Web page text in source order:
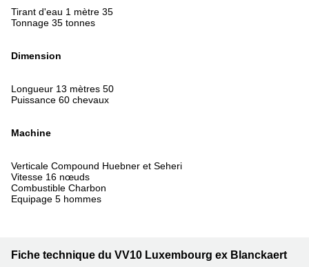
Tirant d'eau 1 mètre 35
Tonnage 35 tonnes
Dimension
Longueur 13 mètres 50
Puissance 60 chevaux
Machine
Verticale Compound Huebner et Seheri
Vitesse 16 nœuds
Combustible Charbon
Equipage 5 hommes
Fiche technique du VV10 Luxembourg ex Blanckaert